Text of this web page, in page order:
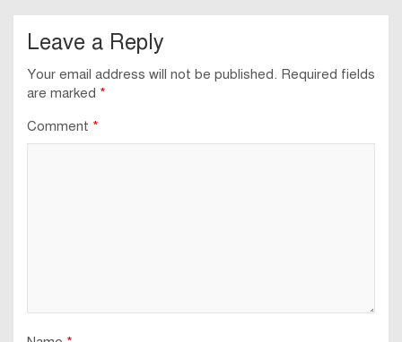
Leave a Reply
Your email address will not be published. Required fields
are marked *
Comment *